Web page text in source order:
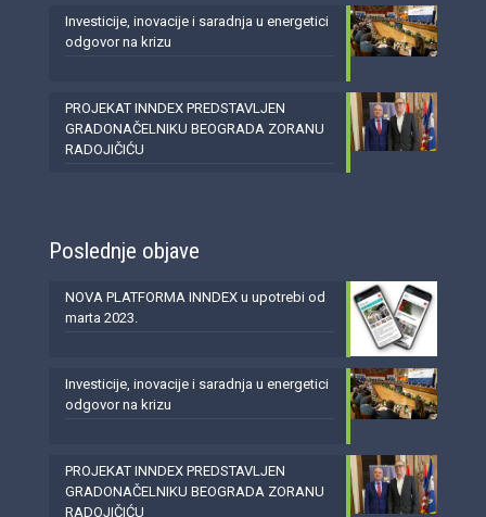
Investicije, inovacije i saradnja u energetici
odgovor na krizu
PROJEKAT INNDEX PREDSTAVLJEN
GRADONAČELNIKU BEOGRADA ZORANU
RADOJIČIĆU
Poslednje objave
NOVA PLATFORMA INNDEX u upotrebi od
marta 2023.
Investicije, inovacije i saradnja u energetici
odgovor na krizu
PROJEKAT INNDEX PREDSTAVLJEN
GRADONAČELNIKU BEOGRADA ZORANU
RADOJIČIĆU